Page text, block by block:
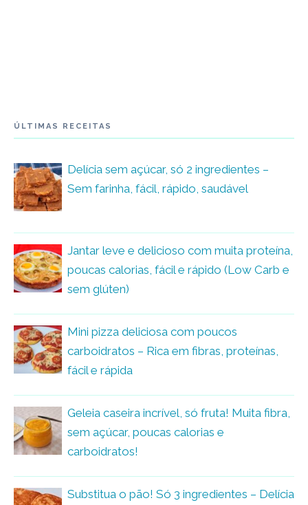
ÚLTIMAS RECEITAS
Delícia sem açúcar, só 2 ingredientes –
Sem farinha, fácil, rápido, saudável
Jantar leve e delicioso com muita proteína,
poucas calorias, fácil e rápido (Low Carb e
sem glúten)
Mini pizza deliciosa com poucos
carboidratos – Rica em fibras, proteínas,
fácil e rápida
Geleia caseira incrível, só fruta! Muita fibra,
sem açúcar, poucas calorias e
carboidratos!
Substitua o pão! Só 3 ingredientes – Delícia